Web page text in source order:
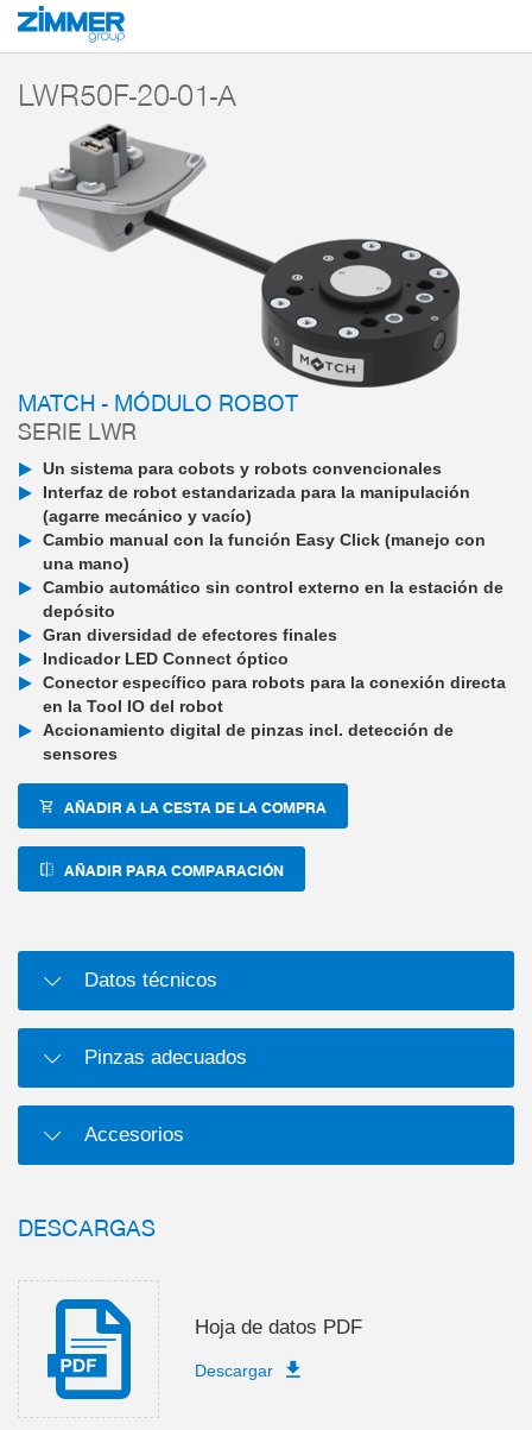
Inicio Productos
LWR50F-20-01-A
MATCH - MÓDULO ROBOT
SERIE LWR
Un sistema para cobots y robots convencionales
Interfaz de robot estandarizada para la manipulación
(agarre mecánico y vacío)
Cambio manual con la función Easy Click (manejo con
una mano)
Cambio automático sin control externo en la estación de
depósito
Gran diversidad de efectores finales
Indicador LED Connect óptico
Conector específico para robots para la conexión directa
en la Tool IO del robot
Accionamiento digital de pinzas incl. detección de
sensores
AÑADIR A LA CESTA DE LA COMPRA
AÑADIR PARA COMPARACIÓN
Datos técnicos
Pinzas adecuados
Accesorios
DESCARGAS
Hoja de datos PDF
Descargar